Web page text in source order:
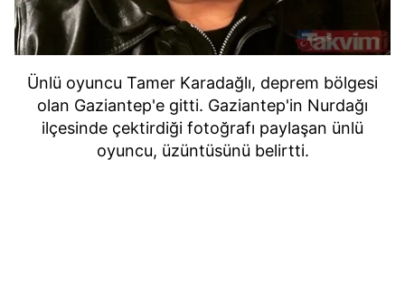
Ünlü oyuncu Tamer Karadağlı, deprem bölgesi
olan Gaziantep'e gitti. Gaziantep'in Nurdağı
ilçesinde çektirdiği fotoğrafı paylaşan ünlü
oyuncu, üzüntüsünü belirtti.